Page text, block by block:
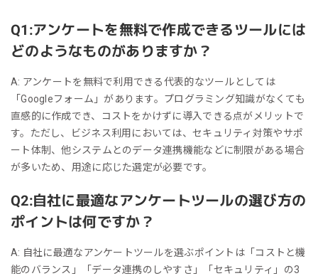
Q1:アンケートを無料で作成できるツールには
どのようなものがありますか？
A: アンケートを無料で利用できる代表的なツールとしては
「Googleフォーム」があります。プログラミング知識がなくても
直感的に作成でき、コストをかけずに導入できる点がメリットで
す。ただし、ビジネス利用においては、セキュリティ対策やサポ
ート体制、他システムとのデータ連携機能などに制限がある場合
が多いため、用途に応じた選定が必要です。
Q2:自社に最適なアンケートツールの選び方の
ポイントは何ですか？
A: 自社に最適なアンケートツールを選ぶポイントは「コストと機
能のバランス」「データ連携のしやすさ」「セキュリティ」の3